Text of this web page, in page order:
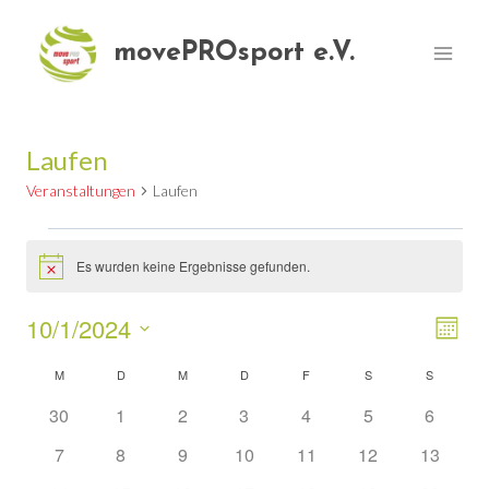
Inhalt
springen
movePROsport e.V.
Laufen
Veranstaltungen Laufen
Veranstaltungen
HinweisEs wurden keine Ergebnisse gefunden.
Monat
10/1/2024
Kalender
von
M DDIENSTAG
M MITTWOCH
DDONNERSTAG
F SSAMSTAGS
0
30
0
1
0
2
0
3
0
4
0
5
0
6
0
7
0
8
0
9
0
10
0
11
0
12
0
13